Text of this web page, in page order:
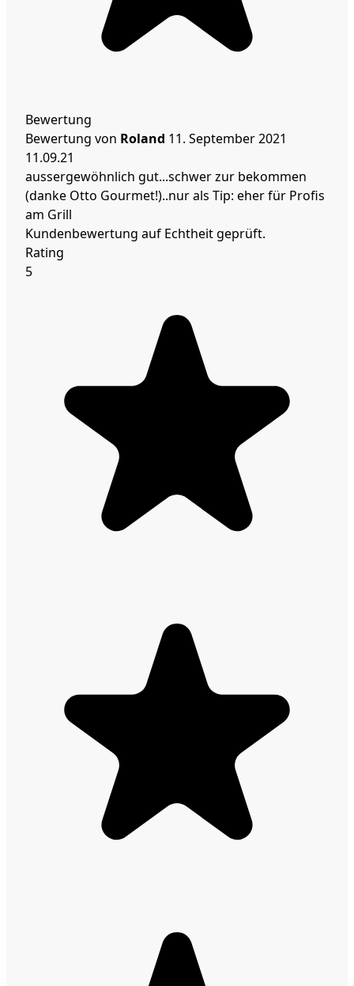
Bewertung
Bewertung von Roland 11. September 2021
11.09.21
aussergewöhnlich gut...schwer zur bekommen
(danke Otto Gourmet!)..nur als Tip: eher für Profis
am Grill
Kundenbewertung auf Echtheit geprüft.
Rating
5